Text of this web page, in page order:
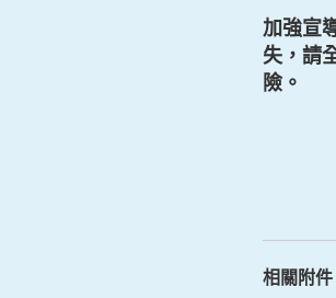
加強宣
失，請
險。
相關附件